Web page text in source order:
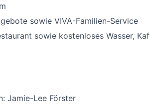
sowie VIVA-Familien-Service
sowie kostenloses Wasser,
Jamie-Lee Förster